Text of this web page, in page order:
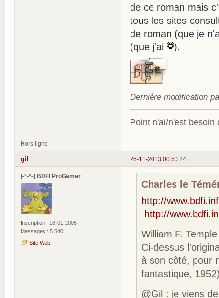
de ce roman mais
tous les sites
de roman (que je
(que j'ai
).
Dernière modification
Point n'ai/n'est besoin
Hors ligne
25-11-2013 00:50:24
gil
[•°•°•] BDFI ProGamer
Inscription : 18-01-2005
Messages : 5 540
Site Web
Charles le
http://
http://
William F.
Ci-dessus
à son côté, pour
fantastique,
@Gil : je viens